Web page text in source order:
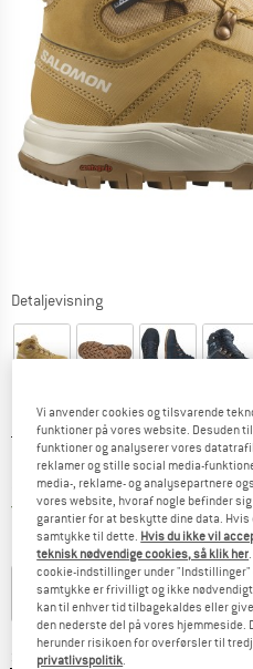
Detaljevisning
Original pris :
169,95€
Pris:
76,48€ inkl. moms.
KR571,73
Gratis forsendelse(DK)
Farve:Taffy / Almond Milk / Rawhide
55%
Størrelse: EU36
Vi anvender cookies og tilsvarende
funktioner på vores website. Desuden
funktioner og analyserer vores
reklamer og stille social media-
media-, reklame- og analysepartnere
vores website, hvoraf nogle befinder
garantier for at beskytte dine data.
samtykke til dette. Hvis du ikke vil
teknisk nødvendige cookies, så klik her
cookie-indstillinger under
samtykke er frivilligt og ikke
kan til enhver tid tilbagekaldes eller
den nederste del på vores hjemmeside.
herunder risikoen for overførsler til
privatlivspolitik.